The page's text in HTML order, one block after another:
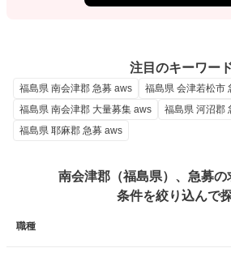
注目のキーワー
福島県 南会津郡 急募 aws
福島県 会津若松市
福島県 南会津郡 大量募集 aws
福島県 河沼郡
福島県 耶麻郡 急募 aws
南会津郡（福島県）、急募の
条件を絞り込んで
職種